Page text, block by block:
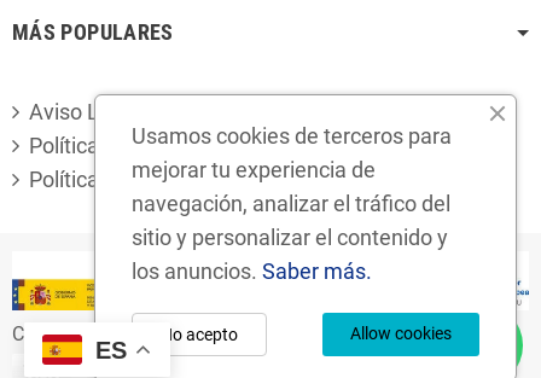
ES
MÁS POPULARES
Aviso Legal
Política de privacidad
Política de cookies
Copyright © 2024 Desguaces Foro S.L.
Usamos cookies de terceros para
mejorar tu experiencia de
navegación, analizar el tráfico del
sitio y personalizar el contenido y
los anuncios. Saber más.
Allow cookies
No acepto